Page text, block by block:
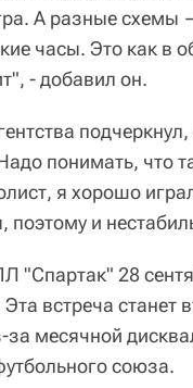
А разные схемы
часы. Это как в
- добавил он.
понимать, что
я хорошо
поэтому и
"Спартак" 28
встреча станет
за месячной
союза.